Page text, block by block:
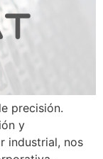
precisión.
y
industrial, nos